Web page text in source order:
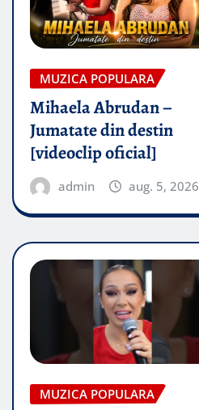
MUZICA POPULARA
Mihaela Abrudan –
Jumatate din destin
[videoclip oficial]
admin aug. 5, 2026
MUZICA POPULARA